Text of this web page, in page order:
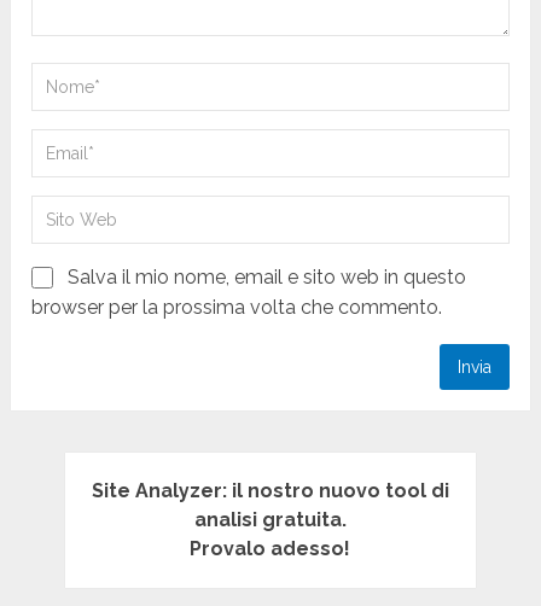
Salva il mio nome, email e sito web in questo
browser per la prossima volta che commento.
Site Analyzer: il nostro nuovo tool di
analisi gratuita.
Provalo adesso!